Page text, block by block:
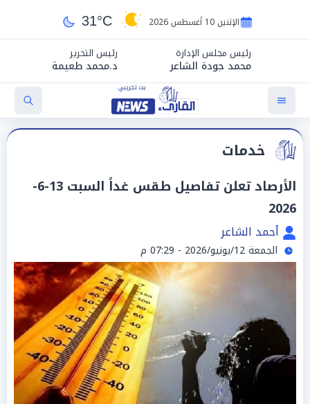
الإثنين 10 أغسطس 2026 31°C
رئيس مجلس الإدارة
محمد جودة الشاعر
رئيس التحرير
د.محمد طعيمة
خدمات
الأرصاد تعلن تفاصيل طقس غداً السبت 13-6-
2026
أحمد الشاعر
الجمعة 12/يونيو/2026 - 07:29 م